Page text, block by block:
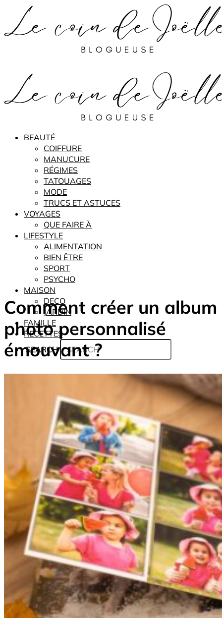
BEAUTÉ
COIFFURE
MANUCURE
RÉGIMES
TATOUAGES
MODE
TRUCS ET ASTUCES
VOYAGES
QUE FAIRE À
LIFESTYLE
ALIMENTATION
BIEN ÊTRE
SPORT
PSYCHO
MAISON
DECO
JARDIN
FAMILLE
RECETTES
SEARCH
Comment créer un album
photo personnalisé
émouvant ?